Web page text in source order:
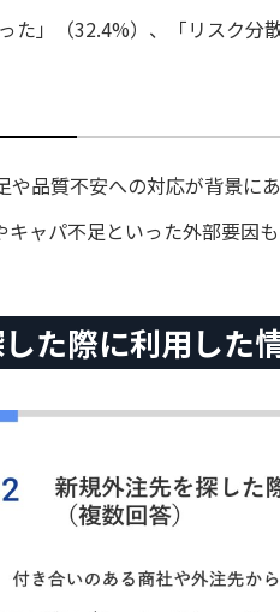
た」（32.4%）、「リスク
品質不安への対応が背景に
ャパ不足といった外部要因
た際に利⽤した